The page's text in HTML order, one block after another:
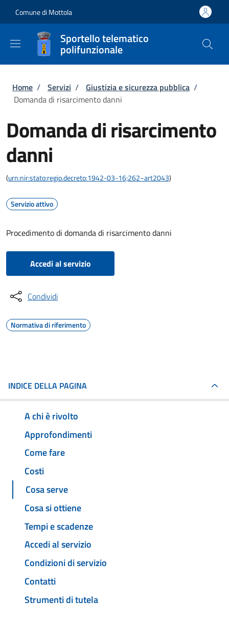
Comune di Mottola
Sportello telematico
polifunzionale
Briciole di pane
Home / Servizi / Giustizia e sicurezza pubblica /
Domanda di risarcimento danni
Domanda di risarcimento
danni
(urn:nir:stato:regio.decreto:1942-03-16;262~art2043)
Servizio attivo
Procedimento di domanda di risarcimento danni
Accedi al servizio
Condividi
Normativa di riferimento
INDICE DELLA PAGINA
A chi è rivolto
Approfondimenti
Come fare
Costi
Cosa serve
Cosa si ottiene
Tempi e scadenze
Accedi al servizio
Condizioni di servizio
Contatti
Strumenti di tutela